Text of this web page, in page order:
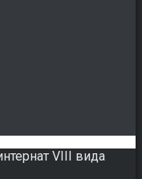
VIII вида